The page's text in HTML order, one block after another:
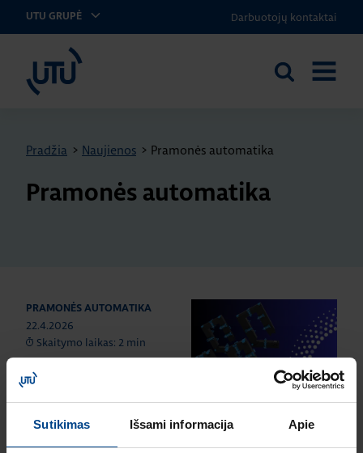
Sutikimas Išsami informacija Apie
UTU GRUPĖ Darbuotojų kontaktai
UTU Lithuania
Ieškoti
Pradžia > Naujienos > Pramonės automatika
Pramonės automatika
PRAMONĖS AUTOMATIKA
22.4.2026
Skaitymo laikas: 2 min
išardomi srovės
transformatoriai –
profesionalų